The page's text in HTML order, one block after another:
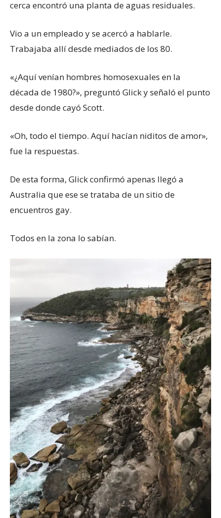
cerca encontró una planta de aguas residuales.
Vio a un empleado y se acercó a hablarle.
Trabajaba allí desde mediados de los 80.
«¿Aquí venían hombres homosexuales en la
década de 1980?», preguntó Glick y señaló el punto
desde donde cayó Scott.
«Oh, todo el tiempo. Aquí hacían niditos de amor»,
fue la respuestas.
De esta forma, Glick confirmó apenas llegó a
Australia que ese se trataba de un sitio de
encuentros gay.
Todos en la zona lo sabían.